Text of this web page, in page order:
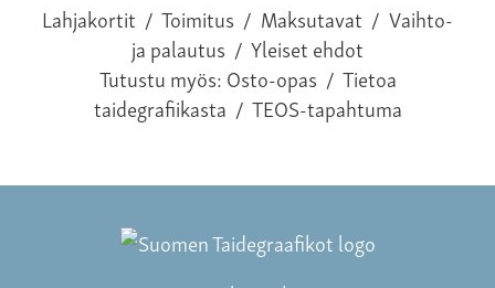
Lahjakortit / Toimitus / Maksutavat / Vaihto-
ja palautus / Yleiset ehdot
Tutustu myös:Osto-opas / Tietoa
taidegrafiikasta / TEOS-tapahtuma